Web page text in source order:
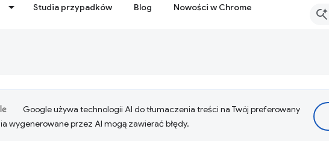
Studia przypadków Blog Nowości w Chrome
Google używa technologii AI do tłumaczenia treści na Twój preferowany
wygenerowane przez AI mogą zawierać błędy.